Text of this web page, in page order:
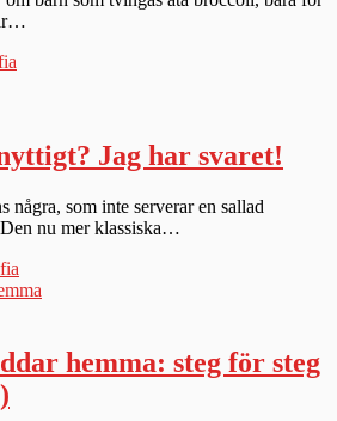
Jag har svaret!
några, som inte serverar en sallad
nu mer klassiska…
hemma: steg för steg